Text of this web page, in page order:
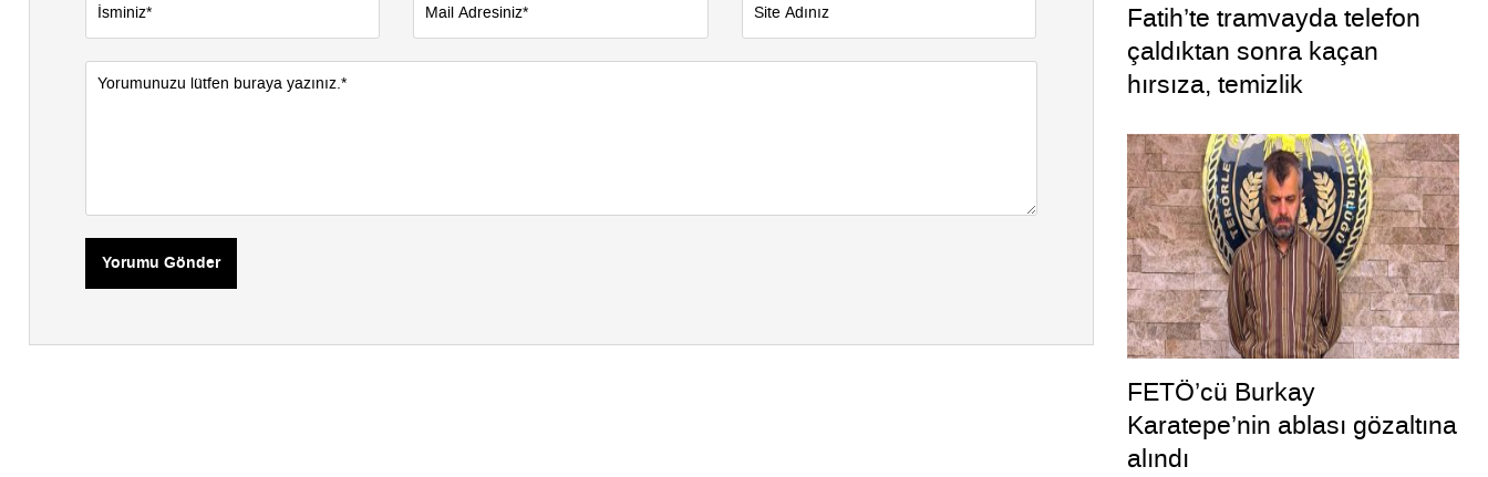
Yorumu Gönder
Fatih’te tramvayda telefon
çaldıktan sonra kaçan
hırsıza, temizlik
müdahale kamerada
FETÖ’cü Burkay
Karatepe’nin ablası gözaltına
alındı